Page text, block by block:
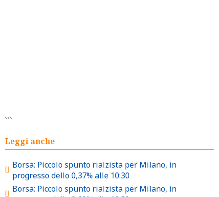
```
Leggi anche
Borsa: Piccolo spunto rialzista per Milano, in
progresso dello 0,37% alle 10:30
Borsa: Piccolo spunto rialzista per Milano, in